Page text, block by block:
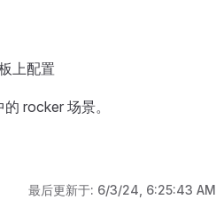
上配置
的 rocker 场景。
最后更新于: 6/3/24, 6:25:43 AM